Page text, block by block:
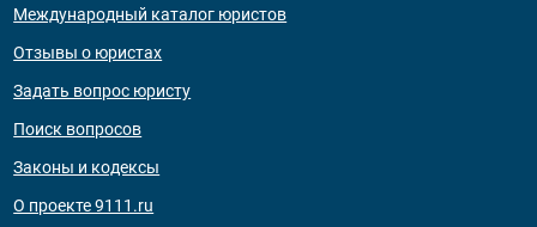
Международный каталог юристов
Отзывы о юристах
Задать вопрос юристу
Поиск вопросов
Законы и кодексы
О проекте 9111.ru